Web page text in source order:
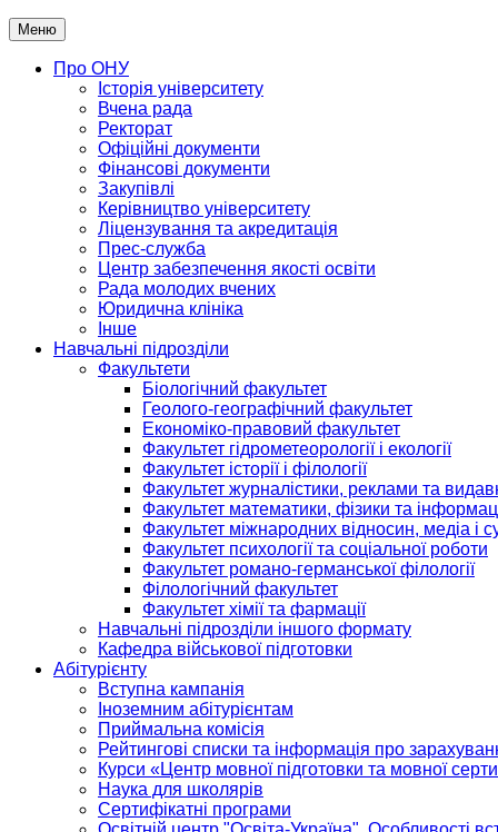
Меню
Про ОНУ
Історія університету
Вчена рада
Ректорат
Офіційні документи
Фінансові документи
Закупівлі
Керівництво університету
Ліцензування та акредитація
Прес-служба
Центр забезпечення якості освіти
Рада молодих вчених
Юридична клініка
Інше
Навчальні підрозділи
Факультети
Біологічний факультет
Геолого-географічний факультет
Економіко-правовий факультет
Факультет гідрометеорології і екології
Факультет історії і філології
Факультет журналістики, реклами та
Факультет математики, фізики та
Факультет міжнародних відносин, медіа і
Факультет психології та соціальної роботи
Факультет романо-германської філології
Філологічний факультет
Факультет хімії та фармації
Навчальні підрозділи іншого формату
Кафедра військової підготовки
Абітурієнту
Вступна кампанія
Іноземним абітурієнтам
Приймальна комісія
Рейтингові списки та інформація про
Курси «Центр мовної підготовки та мовної
Наука для школярів
Сертифікатні програми